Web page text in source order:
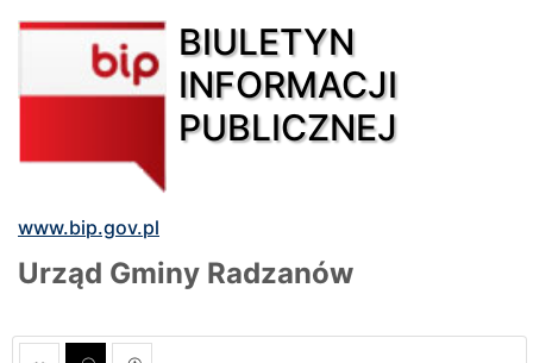
BIULETYN
INFORMACJI
PUBLICZNEJ
www.bip.gov.pl
Urząd Gminy Radzanów